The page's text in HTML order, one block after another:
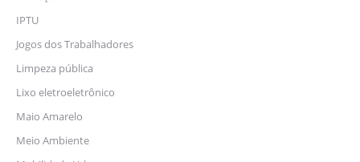
IPTU
Jogos dos Trabalhadores
Limpeza pública
Lixo eletroeletrônico
Maio Amarelo
Meio Ambiente